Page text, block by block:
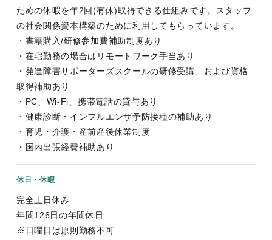
ための休暇を年2回(有休)取得できる仕組みです。スタッフ
の社会関係資本構築のために利用してもらっています。
・書籍購入/研修参加費補助制度あり
・在宅勤務の場合はリモートワーク手当あり
・発達障害サポーターズスクールの研修受講、および資格
取得補助あり
・PC、Wi-Fi、携帯電話の貸与あり
・健康診断・インフルエンザ予防接種の補助あり
・育児・介護・産前産後休業制度
・国内出張経費補助あり
休日・休暇
完全土日休み
年間126日の年間休日
※日曜日は原則勤務不可